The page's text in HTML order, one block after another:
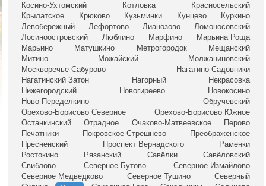
Косино-Ухтомский
Котловка
Красносельский
Крылатское
Крюково Кузьминки Кунцево
Куркино
Левобережный
Лефортово Лианозово
Ломоносовский
Лосиноостровский
Люблино Марфино
Марьина Роща
Марьино
Матушкино Метрогородок
Мещанский
Митино
Можайский
Молжаниновский
Москворечье-Сабурово
Нагатино-Садовники
Нагатинский Затон
Нагорный
Некрасовка
Нижегородский
Новогиреево
Новокосино
Ново-Переделкино
Обручевский
Орехово-Борисово Северное
Орехово-Борисово Южное
Останкинский
Отрадное Очаково-Матвеевское
Перово
Печатники
Покровское-Стрешнево
Преображенское
Пресненский
Проспект Вернадского
Раменки
Ростокино
Рязанский Савёлки
Савёловский
Свиблово
Северное Бутово
Северное Измайлово
Северное Медведково
Северное Тушино
Северный